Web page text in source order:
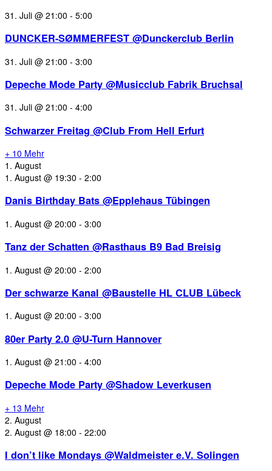
31. Juli @ 21:00 - 5:00
DUNCKER-SØMMERFEST @Dunckerclub Berlin
31. Juli @ 21:00 - 3:00
Depeche Mode Party @Musicclub Fabrik Bruchsal
31. Juli @ 21:00 - 4:00
Schwarzer Freitag @Club From Hell Erfurt
+ 10 Mehr
1. August
1. August @ 19:30 - 2:00
Danis Birthday Bats @Epplehaus Tübingen
1. August @ 20:00 - 3:00
Tanz der Schatten @Rasthaus B9 Bad Breisig
1. August @ 20:00 - 2:00
Der schwarze Kanal @Baustelle HL CLUB Lübeck
1. August @ 20:00 - 3:00
80er Party 2.0 @U-Turn Hannover
1. August @ 21:00 - 4:00
Depeche Mode Party @Shadow Leverkusen
+ 13 Mehr
2. August
2. August @ 18:00 - 22:00
I don’t like Mondays @Waldmeister e.V. Solingen